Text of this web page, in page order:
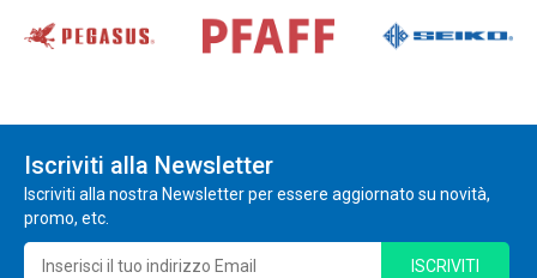
Iscriviti alla Newsletter
Iscriviti alla nostra Newsletter per essere aggiornato su novità,
promo, etc.
ISCRIVITI